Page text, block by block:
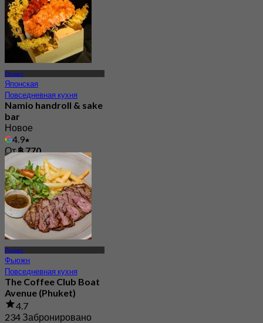
Пхукет
Японская
Повседневная кухня
Namio handroll & sake
bar
Новое
4.9
От฿ 770
Пхукет
Фьюжн
Повседневная кухня
The Coffee Club Boat
Avenue (Phuket)
4.7
234 Забронировано